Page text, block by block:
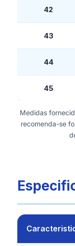
42
43
44
45
Medidas
recomenda-se